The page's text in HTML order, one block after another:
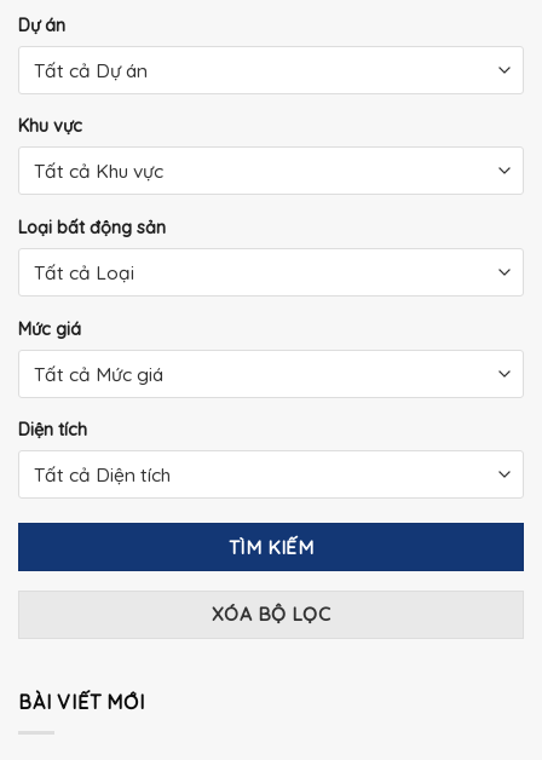
Dự án
Khu vực
Loại bất động sản
Mức giá
Diện tích
TÌM KIẾM
XÓA BỘ LỌC
BÀI VIẾT MỚI